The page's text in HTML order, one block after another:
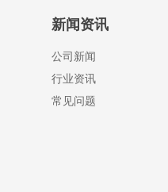
新闻资讯
公司新闻
行业资讯
常见问题